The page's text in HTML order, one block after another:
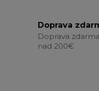
Doprava
Doprava
nad 200€